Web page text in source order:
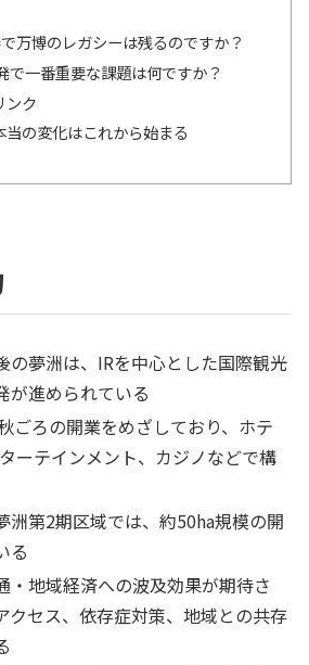
万博のレガシーは残るのですか？
で一番重要な課題は何ですか？
ンク
当の変化はこれから始まる
の夢洲は、IRを中心とした国際観光
が進められている
ごろの開業をめざしており、ホテ
ーテインメント、カジノなどで構
洲第2期区域では、約50ha規模の開
る
・地域経済への波及効果が期待さ
クセス、依存症対策、地域との共存